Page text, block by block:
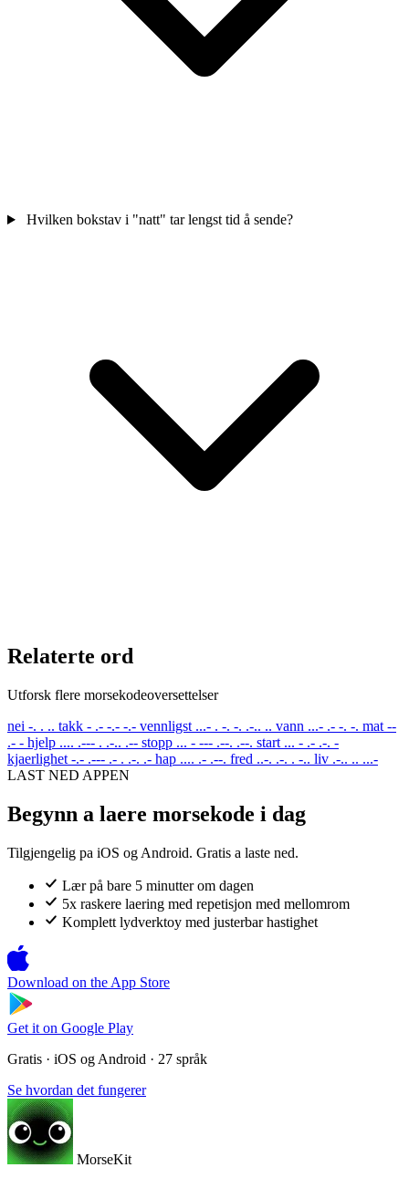
Hvilken bokstav i "natt" tar lengst tid å sende?
Relaterte ord
Utforsk flere morsekodeoversettelser
nei -. . .. takk - .- -.- -.- vennligst ...- . -. -. .-.. .. vann ...- .- -. -. mat --
.- - hjelp .... .--- . .-.. .-- stopp ... - --- .--. .--. start ... - .- .-. -
kjaerlighet -.- .--- .- . .-. .- hap .... .- .--. fred ..-. .-. . -.. liv .-.. .. ...-
LAST NED APPEN
Begynn a laere morsekode i dag
Tilgjengelig pa iOS og Android. Gratis a laste ned.
Lær på bare 5 minutter om dagen
5x raskere laering med repetisjon med mellomrom
Komplett lydverktoy med justerbar hastighet
Download on the App Store
Get it on Google Play
Gratis · iOS og Android · 27 språk
Se hvordan det fungerer
MorseKit